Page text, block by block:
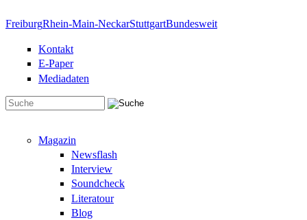
FreiburgRhein-Main-NeckarStuttgartBundesweit
Kontakt
E-Paper
Mediadaten
Magazin
Newsflash
Interview
Soundcheck
Literatour
Blog